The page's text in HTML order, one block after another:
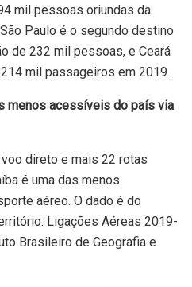
mil pessoas oriundas da
Paulo é o segundo destino
de 232 mil pessoas, e Ceará
mil passageiros em 2019.
menos acessíveis do país via
direto e mais 22 rotas
é uma das menos
aéreo. O dado é do
Ligações Aéreas 2019-
Brasileiro de Geografia e